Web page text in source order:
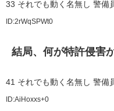
33 それでも動く名無し 警備
ID:2rWqSPWt0
結局、何が特許侵害
41 それでも動く名無し 警備
ID:AiHoxxs+0